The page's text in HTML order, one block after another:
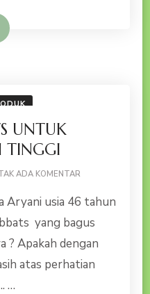
UNTUK
TINGGI
ADA KOMENTAR
HABBATS
PENYAKIT
DARAH
Aryani usia 46 tahun
yang bagus
? Apakah dengan
atas perhatian
…